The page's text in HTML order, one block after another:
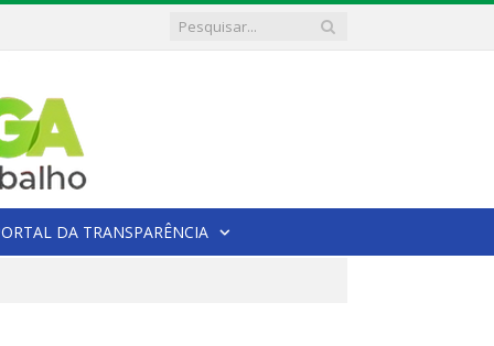
DA TRANSPARÊNCIA